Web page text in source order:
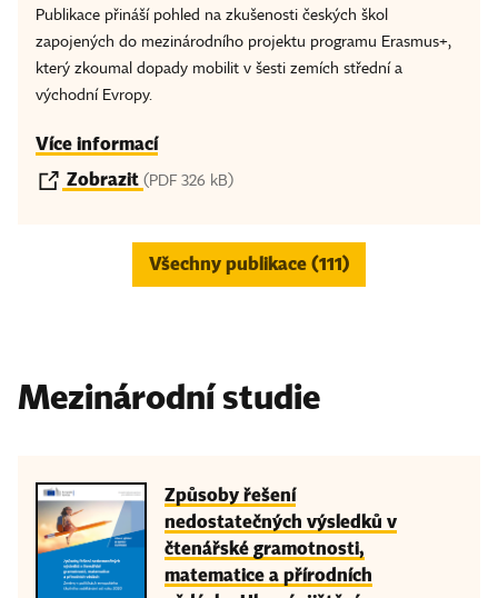
Publikace přináší pohled na zkušenosti českých škol
zapojených do mezinárodního projektu programu Erasmus+,
který zkoumal dopady mobilit v šesti zemích střední a
východní Evropy.
Více informací
Zobrazit (PDF 326 kB)
Všechny publikace (111)
Mezinárodní studie
Způsoby řešení
nedostatečných výsledků v
čtenářské gramotnosti,
matematice a přírodních